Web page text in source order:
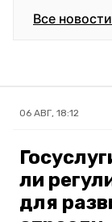
Все новости
06 АВГ, 18:12
ли
для